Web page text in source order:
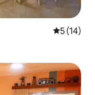
5 de uma
5 (14)